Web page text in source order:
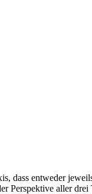
dass entweder
Perspektive aller